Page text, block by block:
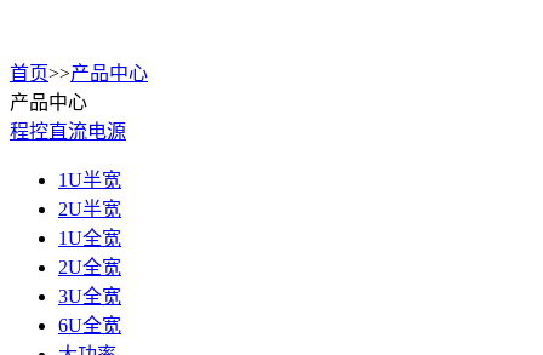
首页>>产品中心
产品中心
程控直流电源
1U半宽
2U半宽
1U全宽
2U全宽
3U全宽
6U全宽